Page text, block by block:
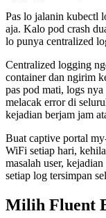
Pas lo jalanin kubectl
aja. Kalo pod crash
lo punya centralized
Centralized logging
container dan ngirim
pas pod mati, logs
melacak error di
kejadian berjam jam
Buat captive portal
WiFi setiap hari,
masalah user,
setiap log tersimpan
Milih Fluent